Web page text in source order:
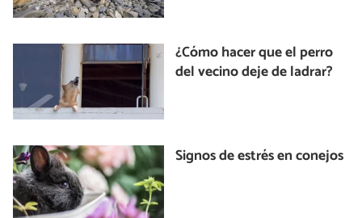
¿Cómo hacer que el perro
del vecino deje de ladrar?
Signos de estrés en conejos